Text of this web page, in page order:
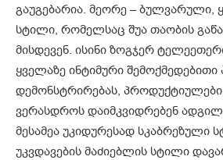
გაუგებარია. მეორე – ბულვარული,
სტილი, რომელსაც შუა თაობის
მისდევენ. ისინი ზოგჯერ
ყველაზე ინტიმური შემოქმედებითი
დემონსტრირებას, პროდუქტიულები
ვერასდროს დაიმკვიდრებენ
მესამეა უკიდურესად სკაბრეზული
უკვდავების მაძიებლის სტილი